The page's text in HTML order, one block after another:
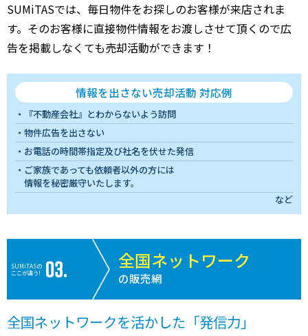
SUMiTASでは、毎日物件をお探しのお客様が来店されま
す。そのお客様に直接物件情報をお渡しさせて頂くので広
告を掲載しなくても売却活動ができます！
情報を出さない売却活動 対応例
『不動産会社』とわからないよう訪問
物件広告を出さない
お電話の時間帯指定及び社名を伏せた発信
ご家族であっても依頼者以外の方には
情報を秘密厳守いたします。
など
SUMiTASの
ここが違う!
全国ネットワーク
の販売網
全国ネットワークを活かした「発信力」